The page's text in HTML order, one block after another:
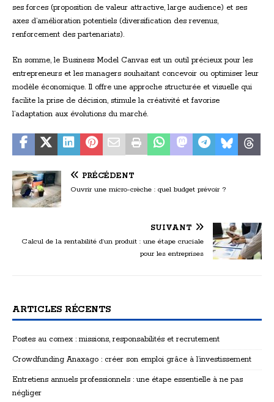
ses forces (proposition de valeur attractive, large audience) et ses
axes d’amélioration potentiels (diversification des revenus,
renforcement des partenariats).
En somme, le Business Model Canvas est un outil précieux pour les
entrepreneurs et les managers souhaitant concevoir ou optimiser leur
modèle économique. Il offre une approche structurée et visuelle qui
facilite la prise de décision, stimule la créativité et favorise
l’adaptation aux évolutions du marché.
PRÉCÉDENT
Ouvrir une micro-crèche : quel budget prévoir ?
SUIVANT
Calcul de la rentabilité d’un produit : une étape cruciale
pour les entreprises
ARTICLES RÉCENTS
Postes au comex : missions, responsabilités et recrutement
Crowdfunding Anaxago : créer son emploi grâce à l’investissement
Entretiens annuels professionnels : une étape essentielle à ne pas
négliger